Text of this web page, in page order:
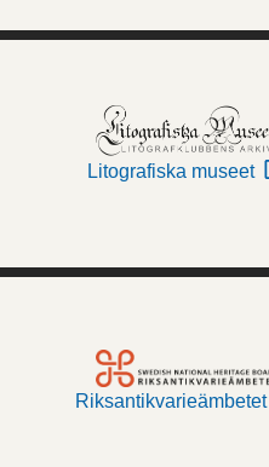
Litografiska museet
Riksantikvarieämbetet